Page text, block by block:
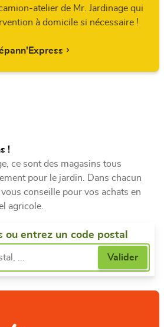
atelier de Mr. Jardinage qui
à domicile si nécessaire !
!
ce sont des magasins tous
pour le jardin. Dans chacun
conseille pour vos achats en
agricole.
ou entrez un code postal